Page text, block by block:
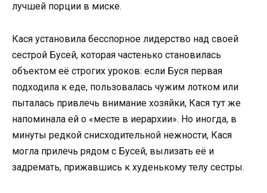
лучшей порции в миске.
Кася установила бесспорное лидерство над своей
сестрой Бусей, которая частенько становилась
объектом её строгих уроков: если Буся первая
подходила к еде, пользовалась чужим лотком или
пыталась привлечь внимание хозяйки, Кася тут же
напоминала ей о «месте в иерархии». Но иногда, в
минуты редкой снисходительной нежности, Кася
могла прилечь рядом с Бусей, вылизать её и
задремать, прижавшись к худенькому телу сестры.